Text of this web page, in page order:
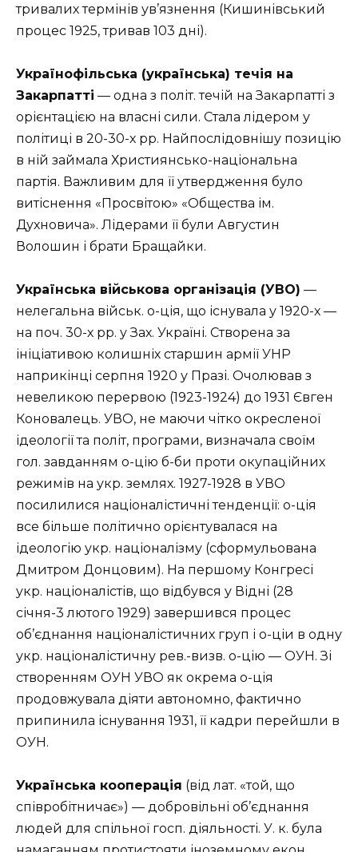
тривалих термінів ув’язнення (Кишинівський
процес 1925, тривав 103 дні).
Українофільська (українська) течія на
Закарпатті — одна з політ. течій на Закарпатті з
орієнтацією на власні сили. Стала лідером у
політиці в 20-30-х рр. Найпослідовнішу позицію
в ній займала Християнсько-національна
партія. Важливим для її утвердження було
витіснення «Просвітою» «Общества ім.
Духновича». Лідерами її були Августин
Волошин і брати Бращайки.
Українська військова організація (УВО) —
нелегальна військ. о-ція, що існувала у 1920-х —
на поч. 30-х рр. у Зах. Україні. Створена за
ініціативою колишніх старшин армії УНР
наприкінці серпня 1920 у Празі. Очолював з
невеликою перервою (1923-1924) до 1931 Євген
Коновалець. УВО, не маючи чітко окресленої
ідеології та політ, програми, визначала своїм
гол. завданням о-цію б-би проти окупаційних
режимів на укр. землях. 1927-1928 в УВО
посилилися націоналістичні тенденції: о-ція
все більше політично орієнтувалася на
ідеологію укр. націоналізму (сформульована
Дмитром Донцовим). На першому Конгресі
укр. націоналістів, що відбувся у Відні (28
січня-3 лютого 1929) завершився процес
об’єднання націоналістичних груп і о-ціи в одну
укр. націоналістичну рев.-визв. о-цію — ОУН. Зі
створенням ОУН УВО як окрема о-ція
продовжувала діяти автономно, фактично
припинила існування 1931, її кадри перейшли в
ОУН.
Українська кооперація (від лат. «той, що
співробітничає») — добровільні об’єднання
людей для спільної госп. діяльності. У. к. була